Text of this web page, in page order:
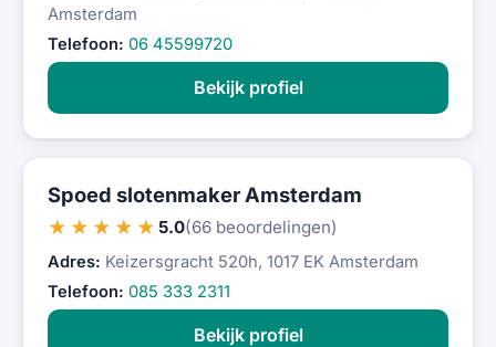
Amsterdam
Telefoon: 06 45599720
Bekijk profiel
Spoed slotenmaker Amsterdam
★★★★★ 5.0(66 beoordelingen)
Adres: Keizersgracht 520h, 1017 EK Amsterdam
Telefoon: 085 333 2311
Bekijk profiel